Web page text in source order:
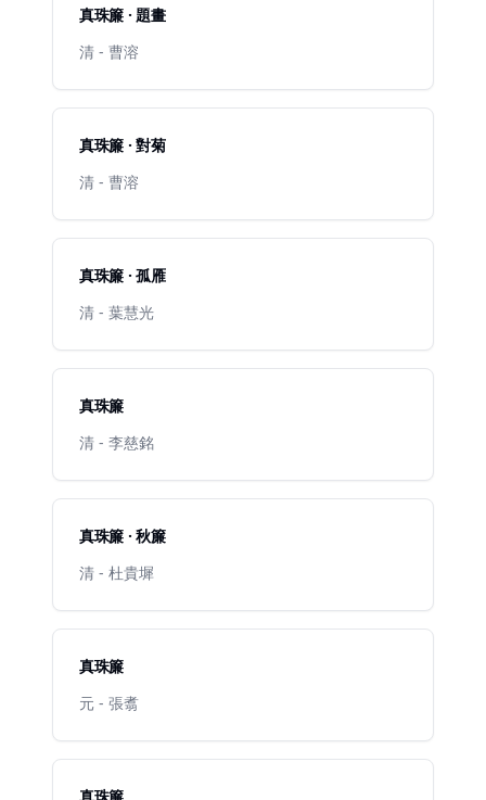
真珠簾 · 題畫
清 - 曹溶
真珠簾 · 對菊
清 - 曹溶
真珠簾 · 孤雁
清 - 葉慧光
真珠簾
清 - 李慈銘
真珠簾 · 秋簾
清 - 杜貴墀
真珠簾
元 - 張翥